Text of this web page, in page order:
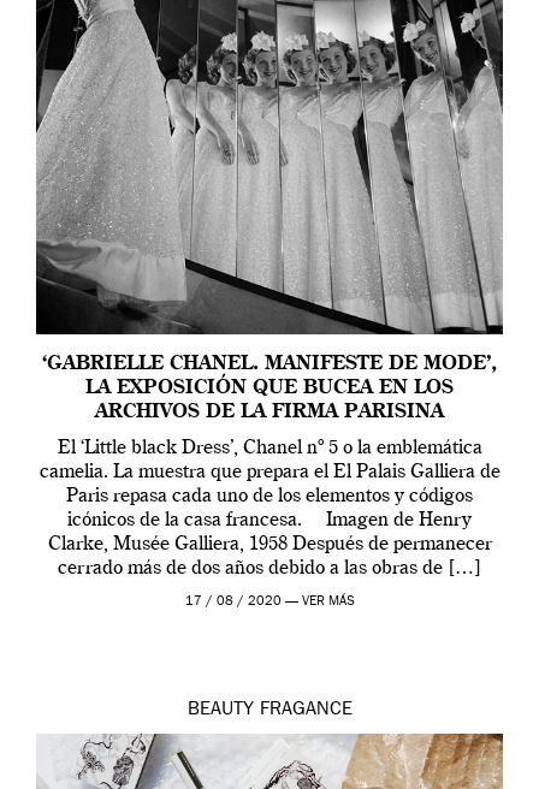
‘GABRIELLE CHANEL. MANIFESTE DE MODE’,
LA EXPOSICIÓN QUE BUCEA EN LOS
ARCHIVOS DE LA FIRMA PARISINA
El ‘Little black Dress’, Chanel nº 5 o la emblemática
camelia. La muestra que prepara el El Palais Galliera de
Paris repasa cada uno de los elementos y códigos
icónicos de la casa francesa. Imagen de Henry
Clarke, Musée Galliera, 1958 Después de permanecer
cerrado más de dos años debido a las obras de […]
17 / 08 / 2020 — VER MÁS
BEAUTY FRAGANCE